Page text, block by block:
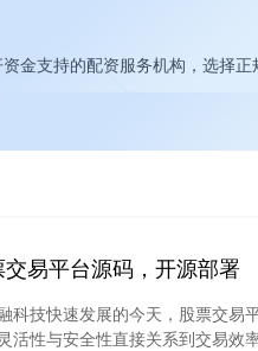
金支持的配资服务机构，选择
交易平台源码，开源部署
科技快速发展的今天，股票交易
活性与安全性直接关系到交易效